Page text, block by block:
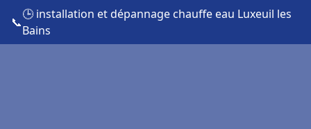
📞
🕒 installation et dépannage chauffe eau Luxeuil les
Bains